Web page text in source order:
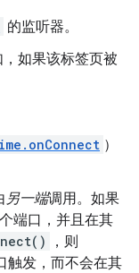
的监听器。
如果该标签页被
）
另一端调用。如果
端口，并且在其
，则
触发，而不会在其